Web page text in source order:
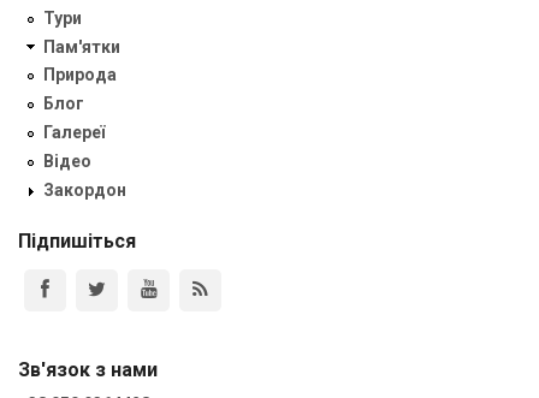
Тури
Пам'ятки
Природа
Блог
Галереї
Відео
Закордон
Підпишіться
Зв'язок з нами